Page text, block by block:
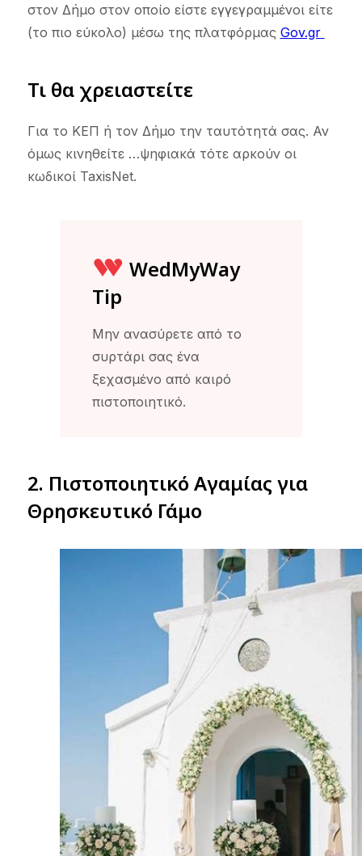
στον Δήμο στον οποίο είστε εγγεγραμμένοι είτε
(το πιο εύκολο) μέσω της πλατφόρμας Gov.gr
Τι θα χρειαστείτε
Για το ΚΕΠ ή τον Δήμο την ταυτότητά σας. Αν
όμως κινηθείτε …ψηφιακά τότε αρκούν οι
κωδικοί TaxisNet.
WedMyWay
Tip
Μην ανασύρετε από το
συρτάρι σας ένα
ξεχασμένο από καιρό
πιστοποιητικό.
2. Πιστοποιητικό Αγαμίας για
Θρησκευτικό Γάμο